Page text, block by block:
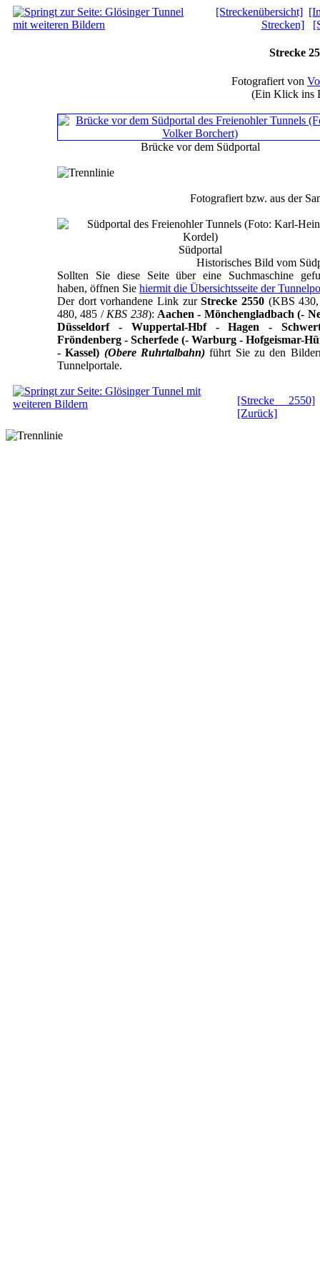
[Streckenübersicht]
Strecken]
Strecke
Fotografiert von
(Ein Klick ins
Brücke vor dem Südportal
Fotografiert bzw. aus der
Südportal
Historisches Bild vom
Sollten Sie diese Seite über eine Suchmaschine
haben, öffnen Sie hiermit die Übersichtsseite der
Der dort vorhandene Link zurStrecke 2550 (KBS
480, 485 / KBS 238): Aachen - Mönchengladbach (-
Düsseldorf - Wuppertal-Hbf - Hagen -
Fröndenberg - Scherfede (- Warburg - Hofgeismar-
- Kassel) (Obere Ruhrtalbahn) führt Sie zu den
Tunnelportale.
[Strecke 2550]
[Zurück]